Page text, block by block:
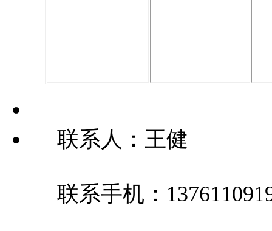
联系人：王健
联系手机：